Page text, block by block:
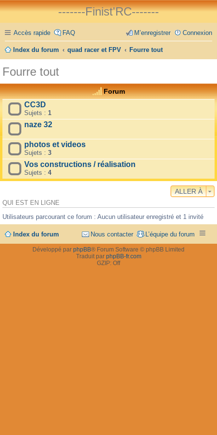
-------Finist'RC-------
Accès rapide FAQ Connexion
M’enregistrer
Index du forum quad racer et FPV Fourre tout
Fourre tout
Forum
CC3D
Sujets : 1
naze 32
photos et videos
Sujets : 3
Vos constructions / réalisation
Sujets : 4
ALLER À
QUI EST EN LIGNE
Utilisateurs parcourant ce forum : Aucun utilisateur enregistré et 1 invité
Index du forum L’équipe du forum
Nous contacter
Développé par phpBB® Forum Software © phpBB Limited
Traduit par phpBB-fr.com
GZIP: Off